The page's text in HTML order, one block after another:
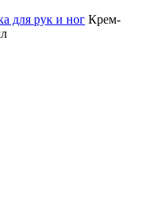
для рук и ног Крем-